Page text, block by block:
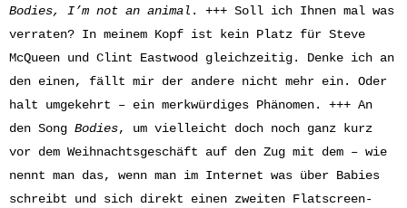
Bodies, I’m not an animal . +++ Soll ich Ihnen mal was
verraten? In meinem Kopf ist kein Platz für Steve
McQueen und Clint Eastwood gleichzeitig. Denke ich an
den einen, fällt mir der andere nicht mehr ein. Oder
halt umgekehrt – ein merkwürdiges Phänomen. +++ An
den Song Bodies, um vielleicht doch noch ganz kurz
vor dem Weihnachtsgeschäft auf den Zug mit dem – wie
nennt man das, wenn man im Internet was über Babies
schreibt und sich direkt einen zweiten Flatscreen-